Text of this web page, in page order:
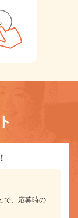
で、応募時の